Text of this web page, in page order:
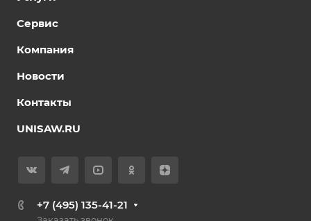
Сервис
Компания
Новости
Контакты
UNISAW.RU
+7 (495) 135-41-21